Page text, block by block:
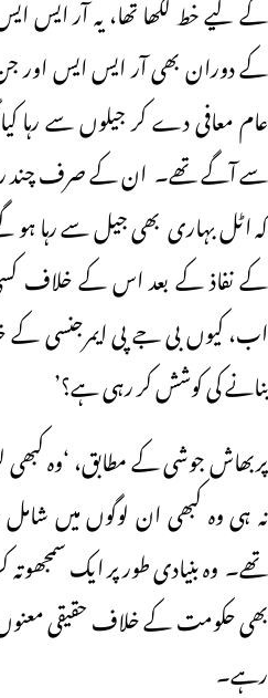
کے دوران بھی آر ایس ایس اور
عام معافی دے کر جیلوں سے رہا
سے آگے تھے۔ ان کے صرف چند
کہ اٹل بہاری بھی جیل سے رہا
کے نفاذ کے بعد اس کے خلاف
اب، کیوں بی جے پی ایمرجنسی کے
بنانے کی کوشش کر رہی ہے؟’
پربھاش جوشی کے مطابق، ‘وہ
نہ ہی وہ کبھی ان لوگوں میں
تھے۔ وہ بنیادی طور پر ایک
بھی حکومت کے خلاف حقیقی
رہے۔